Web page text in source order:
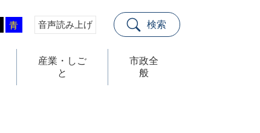
青 音声読み上げ 検索
産業・しご
と
市政全
般